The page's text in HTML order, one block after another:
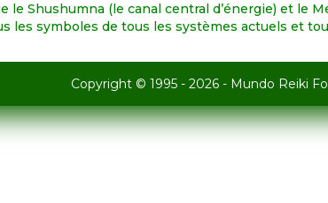
le Shushumna (le canal central d’énergie) et le
les symboles de tous les systèmes actuels et
Copyright © 1995 - 2026 - Mundo Reiki